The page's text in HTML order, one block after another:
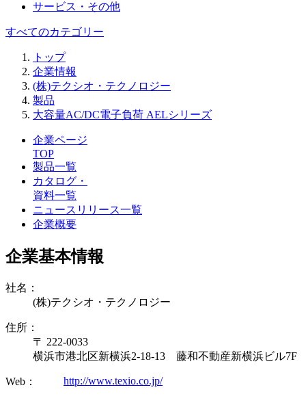
サービス・その他
すべてのカテゴリー
トップ
企業情報
(株)テクシオ・テクノロジー
製品
大容量AC/DC電子負荷 AELシリーズ
企業ページ
TOP
製品一覧
カタログ・
資料一覧
ニュースリリース一覧
企業概要
企業基本情報
社名：
(株)テクシオ・テクノロジー
住所：
〒 222-0033
横浜市港北区新横浜2-18-13 藤和不動産新横浜ビル7F
Web： http://www.texio.co.jp/